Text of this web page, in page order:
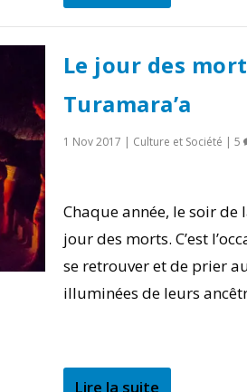
Le jour des
Turamara’a
1 Nov 2017 | Culture et Société | 5
Chaque année, le soir de
jour des morts. C’est
se retrouver et de prier
illuminées de leurs
Lire la suite